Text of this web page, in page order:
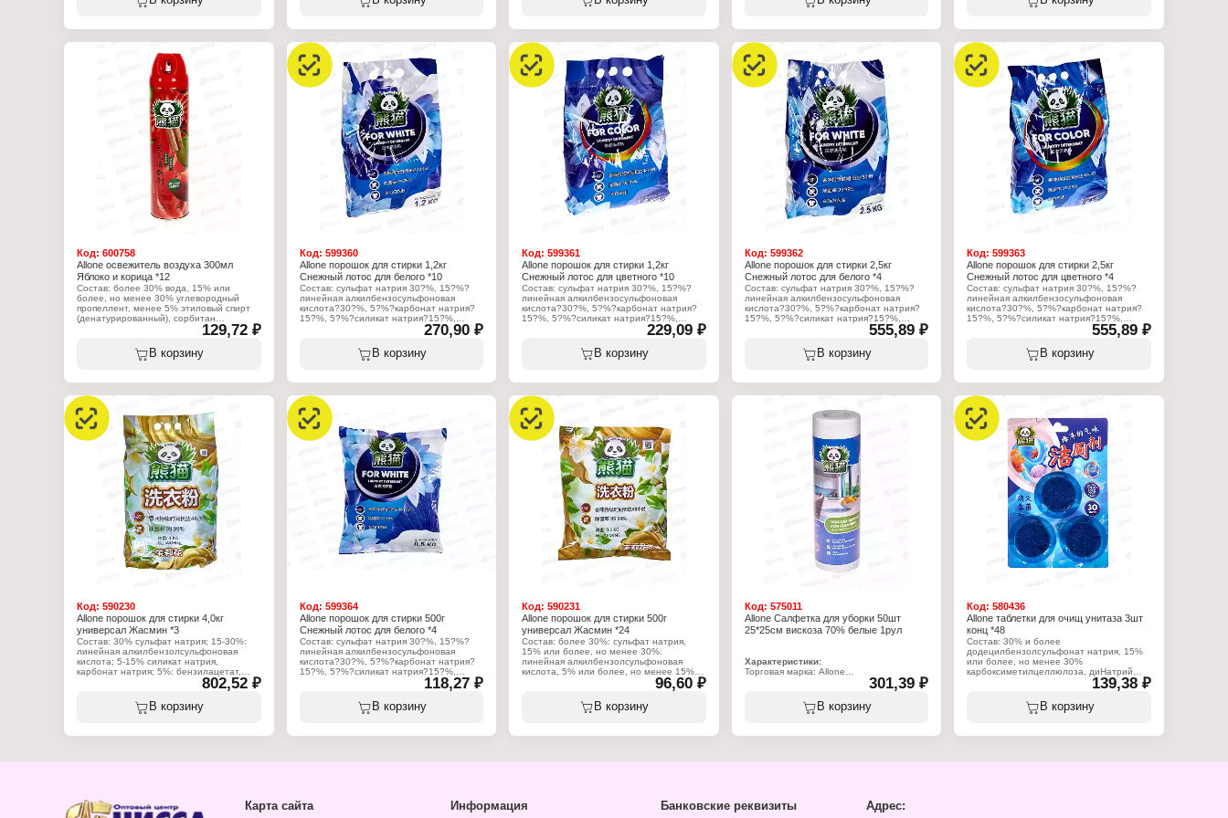
5%: сульфат натрия; ароматическая
Характеристики:
Торговая марка: Allone
Тип товара: Средство для стирки
Назначение: универсальный
Аромат: Цветочный аромат
Количество: 52 шт
Форма выпуска: капсулы
5%: сульфат натрия; ароматическая
Характеристики:
Торговая марка: Allone
Тип товара: Средство для стирки
Назначение: универсальный
Аромат: Цитрус
Количество: 52 шт
Форма выпуска: капсулы
салицитат, диметилбензиловый спирт,
Торговая марка: Allone
Тип товара: Кондиционер для белья
Аромат: "Лаванда"
Упаковка: дой-пак
Объем: 2,2 л
4-3-циклогексен-1-карбоксальдегид, 3-
гидроксицитронеллаль, бензилацетат,
фенэтиловый спирт, эвгенол, коричный
спирт, альфа-терпинеол, изоэвгенол,
линалилацетат, альфа-амилкоричный
альдегид, бета-кариофиллен, альфа-
гексилкоричный альдегид.
Характеристики:
Торговая марка: Allone
Тип товара: Кондиционер для белья
Название: "Парфюм"
Упаковка: дой-пак
Объем: 2,2 л
альдегид, гексилсалицилат,
гедионель, терпинеол.
Характеристики:
Торговая марка: Allone
Тип товара: Кондиционер для белья
Аромат: "Снежный лотос"
Упаковка: дой-пак
Объем: 2,2 л
Код: 600758
Allone освежитель воздуха 300мл
Яблоко и корица *12
Состав: более 30% вода, 15% или
более, но менее 30% углевородный
пропеллент, менее 5% этиловый спирт
(денатурированный), сорбитан
моноолеат, бензоат натрия, нитрит
Характеристики:
Форма выпуска: аэрозоль
Объем: 300 мл
129,72 ₽
В корзину
Код: 599360
Allone порошок для стирки 1,2кг
Снежный лотос для белого *10
Состав: сульфат натрия 30?%, 15?%?
линейная алкилбензосульфоновая
кислота?30?%, 5?%?карбонат натрия?
15?%, 5?%?силикат натрия?15?%,
оптический отбеливатель CBS?X?5?%,
диэтилфталат?5?%, вердокс?5?%,
гексилкоричный альдегид?5?%,
гексилсалицилат?5?%, ундекавертол?5?
гедионель?5?%, терпинеол?5?%
Характеристики:
Торговая марка: Allone
Тип товара: Средство для стирки
Форма выпуска: порошок
Аромат: "Снежный лотос"
Тип белья: для белого белья
Вес: 1,2 кг
270,90 ₽
В корзину
Код:599361
Allone порошок для стирки 1,2кг
Снежный лотос для цветного *10
Состав: сульфат натрия 30?%, 15?%?
линейная алкилбензосульфоновая
кислота?30?%, 5?%?карбонат натрия?
15?%, 5?%?силикат натрия?15?%,
карбоксиметилцеллюлоза (натриевая
соль)?5?%, диэтилфталат?5?%,
вердокс?5?%, гексилкоричный
альдегид?5?%, гексилсалицилат?5?%,
спирт?5?%, нерол?5?%, гедионель?5?
%, терпинеол?5?%
Характеристики:
Торговая марка: Allone
Тип товара: Средство для стирки
Форма выпуска: порошок
Аромат: "Снежный лотос"
Тип белья: для цветного белья
Вес: 1,2 кг
229,09 ₽
В корзину
Код: 599362
Allone порошок для стирки 2,5кг
Снежный лотос для белого *4
Состав: сульфат натрия 30?%, 15?%?
линейная алкилбензосульфоновая
кислота?30?%, 5?%?карбонат натрия?
15?%, 5?%?силикат натрия?15?%,
оптический отбеливатель CBS?X?5?%,
диэтилфталат?5?%, вердокс?5?%,
гексилкоричный альдегид?5?%,
гексилсалицилат?5?%, ундекавертол?5?
гедионель?5?%, терпинеол?5?%
Характеристики:
Торговая марка: Allone
Тип товара: Средство для стирки
Форма выпуска: порошок
Аромат: "Снежный лотос"
Тип белья: для белого белья
555,89 ₽
В корзину
Код:599363
Allone порошок для стирки 2,5кг
Снежный лотос для цветного *4
Состав: сульфат натрия 30?%, 15?%?
линейная алкилбензосульфоновая
кислота?30?%, 5?%?карбонат натрия?
15?%, 5?%?силикат натрия?15?%,
карбоксиметилцеллюлоза (натриевая
соль)?5?%, диэтилфталат?5?%,
вердокс?5?%, гексилкоричный
альдегид?5?%, гексилсалицилат?5?%,
спирт?5?%, нерол?5?%, гедионель?5?
%, терпинеол?5?%
Характеристики:
Торговая марка: Allone
Тип товара: Средство для стирки
Форма выпуска: порошок
Аромат: "Снежный лотос"
Тип белья: для цветного белья
555,89 ₽
В корзину
Код: 590230
Allone порошок для стирки 4,0кг
универсал Жасмин *3
Состав: 30% сульфат натрия; 15-30%:
линейная алкилбензолсульфоновая
кислота; 5-15% силикат натрия,
карбонат натрия; 5%: бензилацетат,
альфа-гексилкоричный альдегид,
линалоол, альфа-амилкоричный
альдегид, пара-крезилметиловый эфир.
Аромат: "Жасмин"
802,52 ₽
В корзину
Код: 599364
Allone порошок для стирки 500г
Снежный лотос для белого *4
Состав: сульфат натрия 30?%, 15?%?
линейная алкилбензосульфоновая
кислота?30?%, 5?%?карбонат натрия?
15?%, 5?%?силикат натрия?15?%,
оптический отбеливатель CBS?X?5?%,
диэтилфталат?5?%, вердокс?5?%,
гексилкоричный альдегид?5?%,
гексилсалицилат?5?%, ундекавертол?5?
Форма выпуска: порошок
Аромат: "Снежный лотос"
118,27 ₽
В корзину
Код:590231
Allone порошок для стирки 500г
универсал Жасмин *24
Состав: более 30%: сульфат натрия,
15% или более, но менее 30%:
линейная алкилбензолсульфоновая
кислота, 5% или более, но менее 15%:
силикат натрия, карбонат натрия; менее
гексилкоричный альдегид (HCA),
линалоол, альфа?амилкоричный
Торговая марка: Allone
Назначение: универсальный
Вес: 500 г
96,60 ₽
В корзину
Код: 575011
Allone Салфетка для уборки 50шт
25*25см вискоза 70% белые 1рул
Характеристики:
Торговая марка: Allone
Тип товара: Салфетки для уборки
Упаковка: в рулоне
Количество: 50 шт
Диаметр рулона: 80 мм
301,39 ₽
В корзину
Код:580436
Allone таблетки для очищ унитаза 3шт
конц *48
Состав: 30% и более
додецилбензолсульфонат натрия, 15%
или более, но менее 30%
карбоксиметилцеллюлоза, диНатрий
сульфат, 5% и более, но менее 15% Н-
Этил-Н-4-4-этил-3-сульфофенил-метил
амино фенил 2-сульфофенил
метилен-2,5-циклогексадиен-1-илиден-3-
139,38 ₽
В корзину
Карта сайта Информация Банковские реквизиты Адрес: